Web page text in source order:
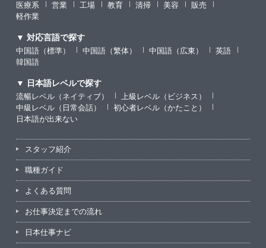
医療系
営業 工場 教育 清掃 美容
販売
軽作業
▼ 対応言語で探す
中国語（標準） 中国語（繁体） 中国語（広東）
英語
韓国語
▼ 日本語レベルで探す
流暢レベル（ネイティブ）
上級レベル（ビジネス）
中級レベル（日常会話）
初心者レベル（かたこと）
日本語が出来ない
スタッフ紹介
職種ガイド
よくある質問
お仕事決定までの流れ
日本仕事ナビ